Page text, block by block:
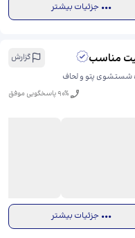
جزئیات بیشتر
مناسب
گزارش
شستشوی پتو و لحاف
90% پاسخگویی موفق
جزئیات بیشتر